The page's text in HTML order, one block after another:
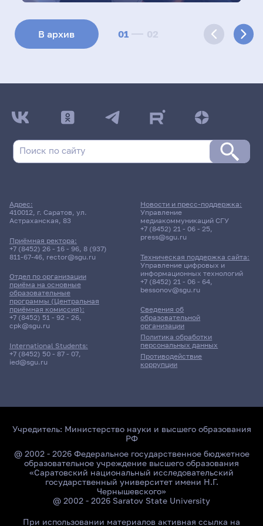
В архив 01 02
Адрес:
410012, г. Саратов, ул.
Астраханская, 83
Приёмная ректора:
+7 (8452) 26 - 16 - 96, 8 (937)
811-67-46, rector@sgu.ru
Отдел по организации
приёма на основные
образовательные
программы (Центральная
приёмная комиссия):
+7 (8452) 51 - 92 - 26,
cpk@sgu.ru
International Students:
+7 (8452) 50 - 87 - 07,
ied@sgu.ru
Сведения об
образовательной
организации
Политика обработки
персональных данных
Противодействие
коррупции
Новости и пресс-поддержка:
Управление
медиакоммуникаций СГУ
+7 (8452) 21 - 06 - 25,
press@sgu.ru
Техническая поддержка сайта:
Управление цифровых и
информационных технологий
+7 (8452) 21 - 06 - 64,
bessonov@sgu.ru
Учредитель: Министерство науки и высшего образования
РФ
@ 2002 - 2026 Федеральное государственное бюджетное
образовательное учреждение высшего образования
«Саратовский национальный исследовательский
государственный университет имени Н.Г.
Чернышевского»
@ 2002 - 2026 Saratov State University
При использовании материалов активная ссылка на